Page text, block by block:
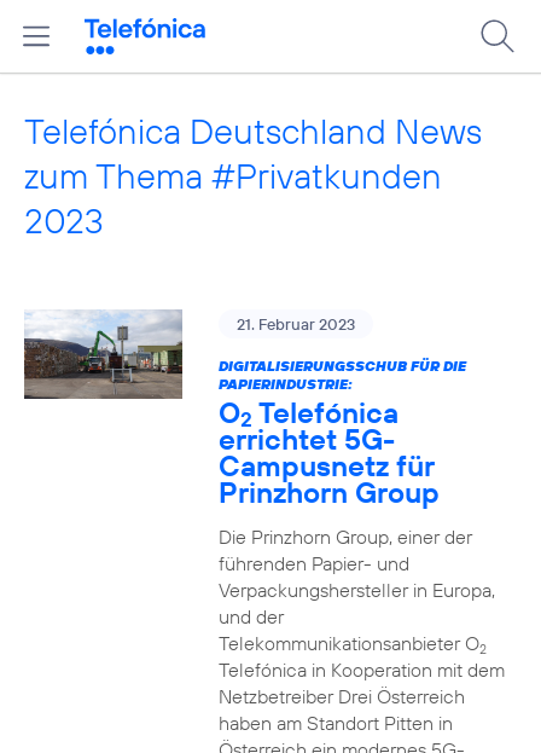
Telefónica Deutschland News
zum Thema #Privatkunden
2023
21. Februar 2023
DIGITALISIERUNGSSCHUB FÜR DIE
PAPIERINDUSTRIE:
O2 Telefónica
errichtet 5G-
Campusnetz für
Prinzhorn Group
Die Prinzhorn Group, einer der
führenden Papier- und
Verpackungshersteller in Europa,
und der
Telekommunikationsanbieter O2
Telefónica in Kooperation mit dem
Netzbetreiber Drei Österreich
haben am Standort Pitten in